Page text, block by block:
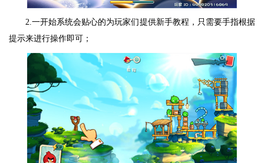
2.一开始系统会贴心的为玩家们提供新手教程，只需要手指根据
提示来进行操作即可；